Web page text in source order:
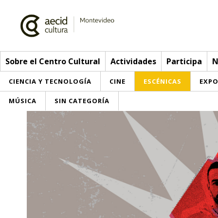
Sobre el Centro Cultural Actividades Participa
CIENCIA Y TECNOLOGÍA CINE ESCÉNICAS
MÚSICA SIN CATEGORÍA
Sobre el Centro Cultural
Red AECID
Instalaciones
Visítanos
Actividades
> Go to Actividades
Inscriptions
Participa
Envíanos tu propuesta
Buzón de sugerencias
Convocatorias